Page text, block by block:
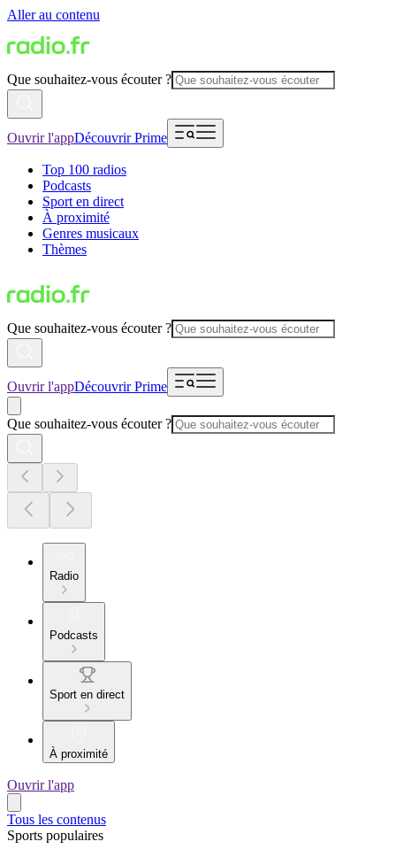
Aller au contenu
Que souhaitez-vous écouter ?
Ouvrir l'appDécouvrir Prime
Top 100 radios
Podcasts
Sport en direct
À proximité
Genres musicaux
Thèmes
Que souhaitez-vous écouter ?
Ouvrir l'appDécouvrir Prime
Que souhaitez-vous écouter ?
Radio
Podcasts
Sport en direct
À proximité
Ouvrir l'app
Tous les contenus
Sports populaires